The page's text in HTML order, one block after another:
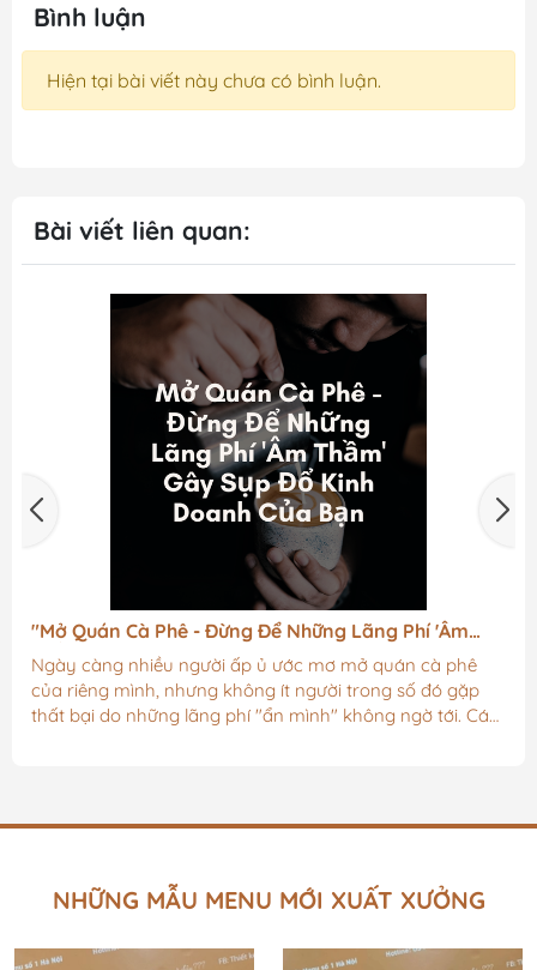
Bình luận
Hiện tại bài viết này chưa có bình luận.
Bài viết liên quan:
Những Lãng Phí 'Âm
ước mơ mở quán cà phê
ít người trong số đó gặp
mình" không ngờ tới. Các
Đặt Tên Quán Cafe – Bí
Tiên Với Khách Hàng
Đặt tên quán cà phê cũng
của mình vậy, bởi mỗi quán
đứa con tinh thần được các
NHỮNG MẪU MENU MỚI XUẤT XƯỞNG